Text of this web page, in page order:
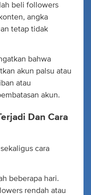
beli followers
angka
tetap tidak
bahwa
akun palsu atau
atau
akun.
Dan Cara
cara
beberapa hari.
rendah atau